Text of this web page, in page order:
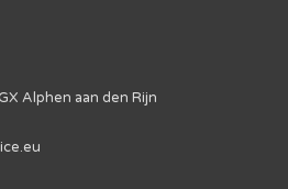
Alphen aan den Rijn